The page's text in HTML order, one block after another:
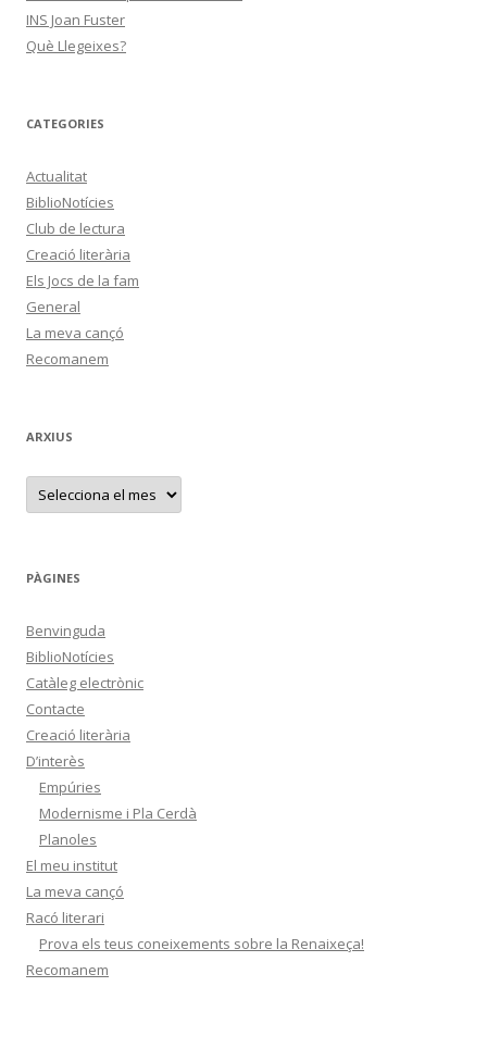
INS Joan Fuster
Què Llegeixes?
CATEGORIES
Actualitat
BiblioNotícies
Club de lectura
Creació literària
Els Jocs de la fam
General
La meva cançó
Recomanem
ARXIUS
A
x
PÀGINES
Benvinguda
BiblioNotícies
Catàleg electrònic
Contacte
Creació literària
D’interès
Empúries
Modernisme i Pla Cerdà
Planoles
El meu institut
La meva cançó
Racó literari
Prova els teus coneixements sobre la Renaixeça!
Recomanem